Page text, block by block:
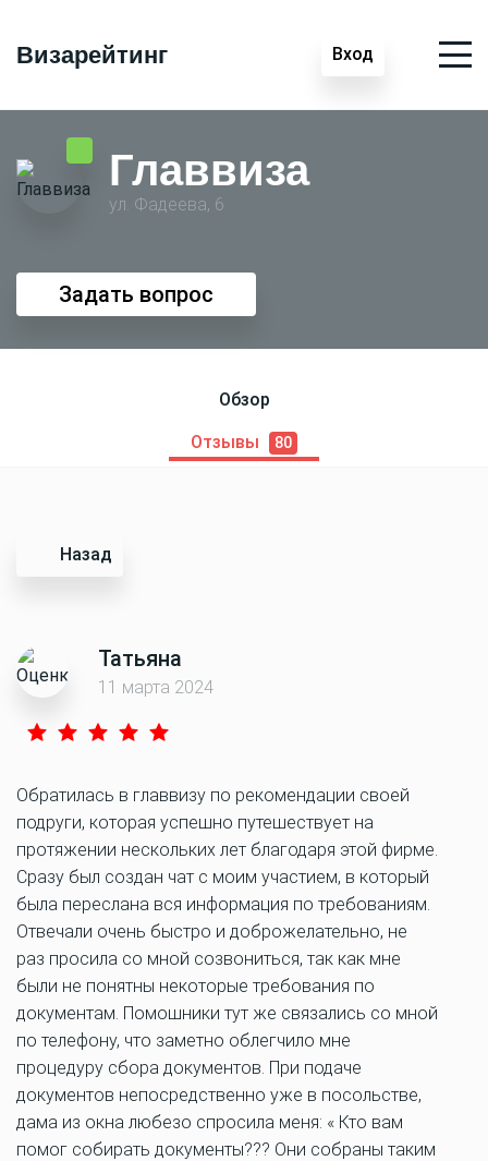
Визарейтинг Вход
Главвиза
ул. Фадеева, 6
Задать вопрос
Обзор
Отзывы 80
Назад
Татьяна
11 марта 2024
Обратилась в главвизу по рекомендации своей
подруги, которая успешно путешествует на
протяжении нескольких лет благодаря этой фирме.
Сразу был создан чат с моим участием, в который
была переслана вся информация по требованиям.
Отвечали очень быстро и доброжелательно, не
раз просила со мной созвониться, так как мне
были не понятны некоторые требования по
документам. Помошники тут же связались со мной
по телефону, что заметно облегчило мне
процедуру сбора документов. При подаче
документов непосредственно уже в посольстве,
дама из окна любезо спросила меня: « Кто вам
помог собирать документы??? Они собраны таким